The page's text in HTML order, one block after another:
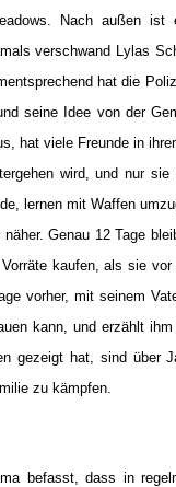
Nach außen
verschwand Lylas
hat die
seine Idee von der
hat viele Freunde in
wird, und nur
lernen mit Waffen
Genau 12 Tage
kaufen, als sie
vorher, mit seinem
kann, und erzählt
gezeigt hat, sind über
zu kämpfen.
befasst, dass in